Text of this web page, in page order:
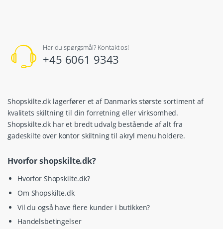
Har du spørgsmål? Kontakt os!
+45 6061 9343
Shopskilte.dk lagerfører et af Danmarks største sortiment af
kvalitets skiltning til din forretning eller virksomhed.
Shopskilte.dk har et bredt udvalg bestående af alt fra
gadeskilte over kontor skiltning til akryl menu holdere.
Hvorfor shopskilte.dk?
Hvorfor Shopskilte.dk?
Om Shopskilte.dk
Vil du også have flere kunder i butikken?
Handelsbetingelser